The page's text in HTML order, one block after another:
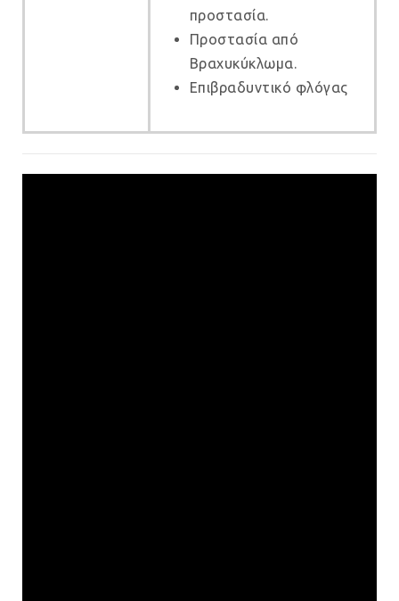
προστασία.
Προστασία από
Βραχυκύκλωμα.
Επιβραδυντικό φλόγας